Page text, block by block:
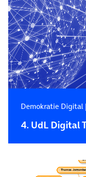
Demokratie Digital|
4. UdL Digital